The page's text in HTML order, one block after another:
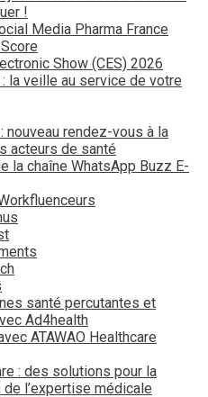
!
Media Pharma France
Show (CES) 2026
: la veille au service de votre
nouveau rendez-vous à la
acteurs de santé
la chaîne WhatsApp Buzz E-
santé percutantes et
Ad4health
ATAWAO Healthcare
: des solutions pour la
l’expertise médicale